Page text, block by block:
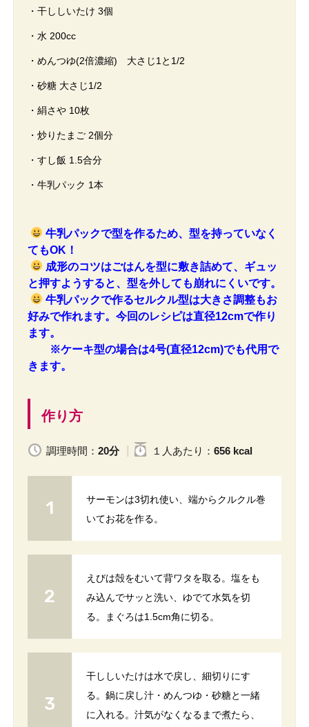
・干ししいたけ 3個
・水 200cc
・めんつゆ(2倍濃縮) 大さじ1と1/2
・砂糖 大さじ1/2
・絹さや 10枚
・炒りたまご 2個分
・すし飯 1.5合分
・牛乳パック 1本
牛乳パックで型を作るため、型を持っていなく
てもOK！
成形のコツはごはんを型に敷き詰めて、ギュッ
と押すようすると、型を外しても崩れにくいです。
牛乳パックで作るセルクル型は大きさ調整もお
好みで作れます。今回のレシピは直径12cmで作り
ます。
※ケーキ型の場合は4号(直径12cm)でも代用で
きます。
作り方
調理時間： 20分 １人 あたり ： 656 kcal
サーモンは3切れ使い、端からクルクル巻
いてお花を作る。
えびは殻をむいて背ワタを取る。塩をも
み込んでサッと洗い、ゆでて水気を切
る。まぐろは1.5cm角に切る。
干ししいたけは水で戻し、細切りにす
る。鍋に戻し汁・めんつゆ・砂糖と一緒
に入れる。汁気がなくなるまで煮たら、